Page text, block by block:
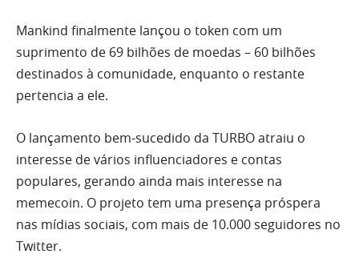
Mankind finalmente lançou o token com um
suprimento de 69 bilhões de moedas – 60 bilhões
destinados à comunidade, enquanto o restante
pertencia a ele.
O lançamento bem-sucedido da TURBO atraiu o
interesse de vários influenciadores e contas
populares, gerando ainda mais interesse na
memecoin. O projeto tem uma presença próspera
nas mídias sociais, com mais de 10.000 seguidores no
Twitter.